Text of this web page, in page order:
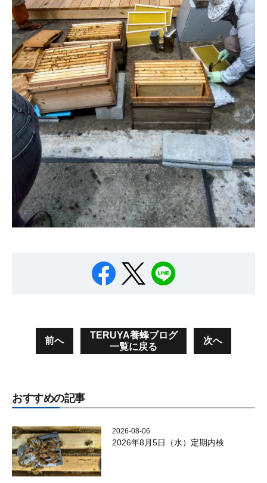
前へ
TERUYA養蜂ブログ
一覧に戻る
次へ
おすすめの記事
2026-08-06
2026年8月5日（水）定期内検